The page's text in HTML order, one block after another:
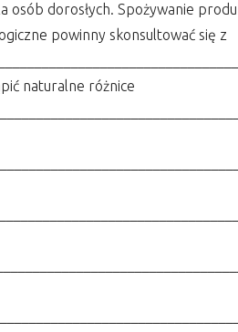
osób dorosłych. Spożywanie
powinny skonsultować się z
naturalne różnice